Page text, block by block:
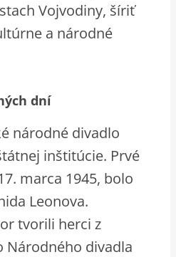
Vojvodiny, šíriť
a národné
dní
národné divadlo
inštitúcie. Prvé
marca 1945, bolo
Leonova.
tvorili herci z
Národného divadla